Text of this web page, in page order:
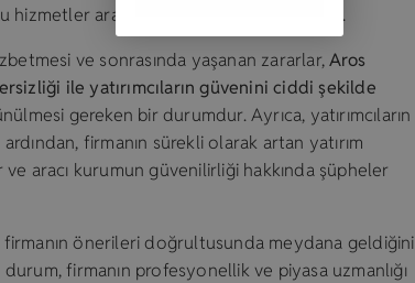
arasındaki farklılıklara odaklanır.
ve sonrasında yaşanan zararlar,Aros
ile yatırımcıların güvenini ciddi şekilde
gereken bir durumdur. Ayrıca, yatırımcıların
firmanın sürekli olarak artan yatırım
aracı kurumun güvenilirliği hakkında şüpheler
firmanın önerileri doğrultusunda meydana geldiğini
firmanın profesyonellik ve piyasa uzmanlığı